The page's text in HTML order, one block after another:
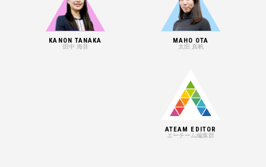
KANON TANAKA
田中 海音
MAHO OTA
太田 真帆
ATEAM EDITOR
エーチーム編集部